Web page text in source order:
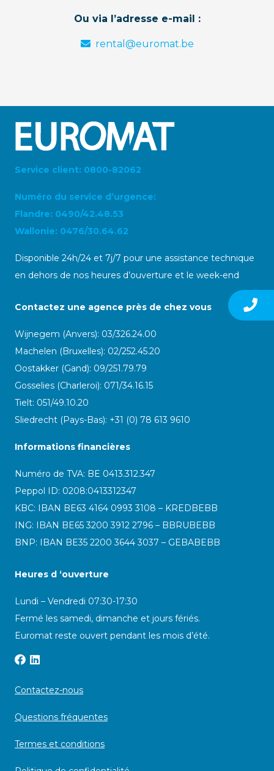
Ou via l’adresse e-mail :
rental@euromat.be
Service client: 0800-82062
Numéro du service d’urgence:
Flandre: 0490/42.48.53
Wallonie: 0476/30.64.62
Disponible 24h/24 et 7j/7 pour une assistance technique
en dehors de nos heures d’ouverture et le week-end
Contactez une agence près de chez vous
Wijnegem (Anvers): 03/326.24.00
Machelen (Bruxelles): 02/252.45.20
Oostakker (Gand): 09/251.79.79
Gosselies (Charleroi): 071/34.16.15
Tielt: 051/49.10.20
Sliedrecht (Pays-Bas): +31 (0) 78 613 9610
Informations financières
Numéro de TVA: BE 0413.312.347
Peppol ID: 0208:0413312347
KBC: IBAN BE63 4164 0993 3108 – KREDBEBB
ING: IBAN BE65 3200 3912 2796 – BBRUBEBB
BNP: IBAN BE35 2200 3644 3037 – GEBABEBB
Heures d ‘ouverture
Lundi – Vendredi 07:30-17:30
Fermé les samedi, dimanche et jours fériés.
Euromat reste ouvert pendant les mois d’été.
Contactez-nous
Questions fréquentes
Termes et conditions